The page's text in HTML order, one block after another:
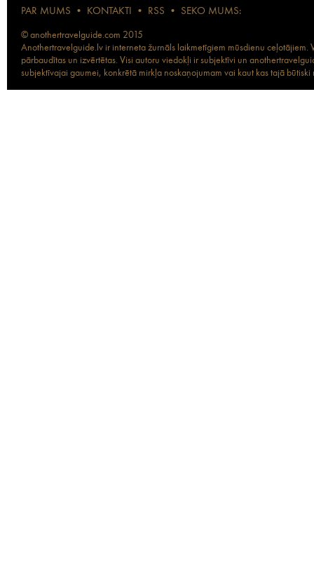
PAR MUMS • KONTAKTI • RSS • SEKO MUMS:
© anothertravelguide.com 2015
Anothertravelguide.lv ir interneta žurnāls laikmetīgiem mūsdienu
pārbaudītas un izvērtētas. Visi autoru viedokļi ir subjektīvi un
subjektīvajai gaumei, konkrētā mirkļa noskaņojumam vai kaut kas tajā